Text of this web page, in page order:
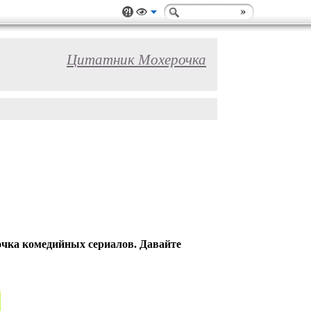
Цитатник Мохерочка
комедийных сериалов. Давайте